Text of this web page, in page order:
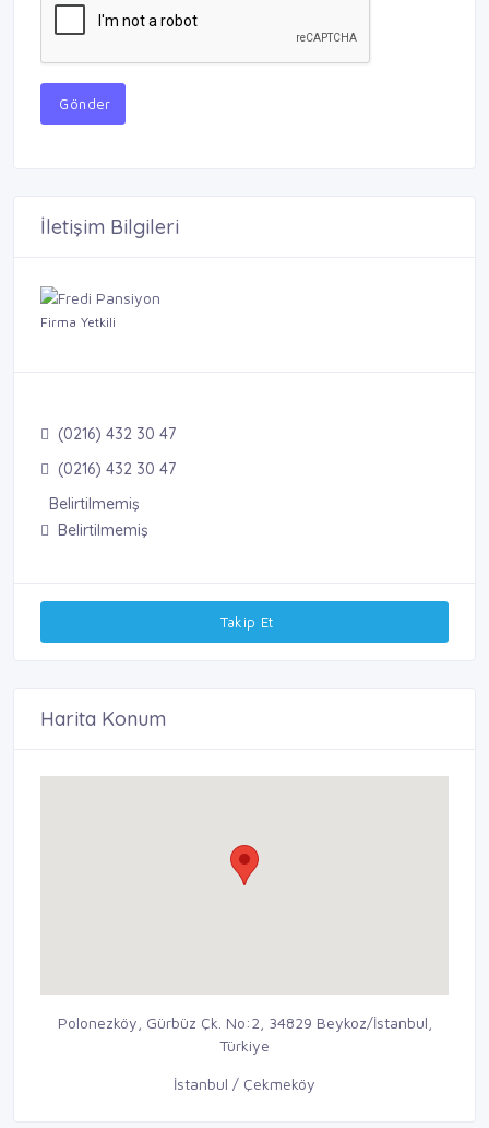
Gönder
İletişim Bilgileri
Firma Yetkili
(0216) 432 30 47
(0216) 432 30 47
Belirtilmemiş
Belirtilmemiş
Takip Et
Harita Konum
Polonezköy, Gürbüz Çk. No:2, 34829 Beykoz/İstanbul,
Türkiye
İstanbul / Çekmeköy